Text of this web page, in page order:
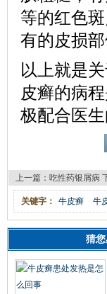
等的红色
有的皮损
以上就是
皮癣的病
极配合医
上一篇： 吃性药银屑病
关键字： 牛皮癣 牛
猜